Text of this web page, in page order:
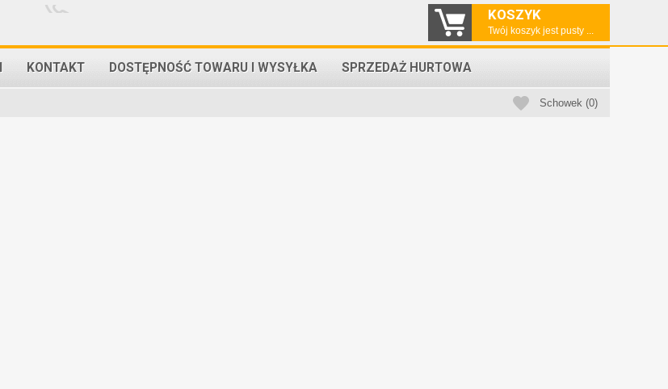
KOSZYK
Twój koszyk jest pusty ...
KONTAKT DOSTĘPNOŚĆ TOWARU I WYSYŁKA SPRZEDAŻ HURTOWA
Schowek (0)